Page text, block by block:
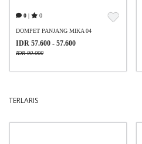
0 | 0
DOMPET PANJANG MIKA 04
IDR 57.600 - 57.600
IDR 90.000
TERLARIS